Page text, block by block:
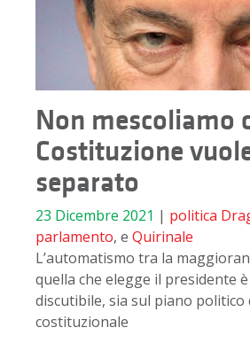
Non mescoliamo
Costituzione
separato
23 Dicembre 2021 | politica
parlamento, e Quirinale
L’automatismo tra la
quella che elegge il presidente
discutibile, sia sul piano
costituzionale